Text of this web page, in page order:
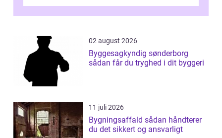
02 august 2026
Byggesagkyndig sønderborg
sådan får du tryghed i dit byggeri
11 juli 2026
Bygningsaffald sådan håndterer
du det sikkert og ansvarligt